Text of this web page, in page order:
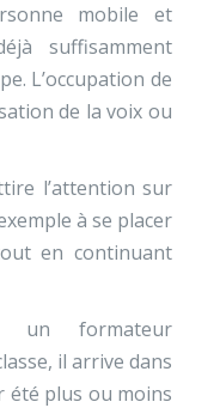
mobile et
suffisamment
L’occupation de
de la voix ou
l’attention sur
à se placer
en continuant
un formateur
il arrive dans
été plus ou moins